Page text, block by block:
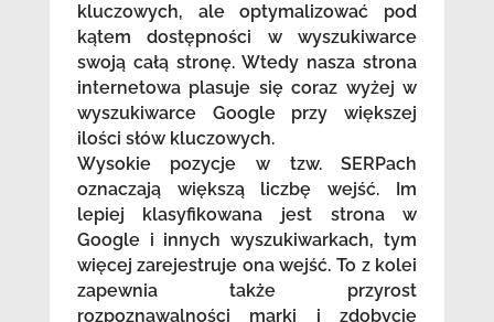
kluczowych, ale optymalizować pod
kątem dostępności w wyszukiwarce
swoją całą stronę. Wtedy nasza strona
internetowa plasuje się coraz wyżej w
wyszukiwarce Google przy większej
ilości słów kluczowych.
Wysokie pozycje w tzw. SERPach
oznaczają większą liczbę wejść. Im
lepiej klasyfikowana jest strona w
Google i innych wyszukiwarkach, tym
więcej zarejestruje ona wejść. To z kolei
zapewnia także przyrost
rozpoznawalności marki i zdobycie